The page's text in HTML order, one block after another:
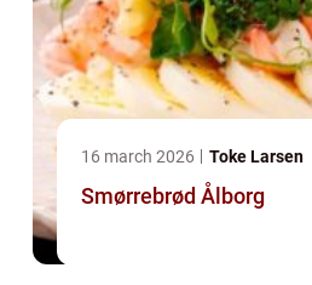
16 march 2026 Toke Larsen
Smørrebrød Ålborg